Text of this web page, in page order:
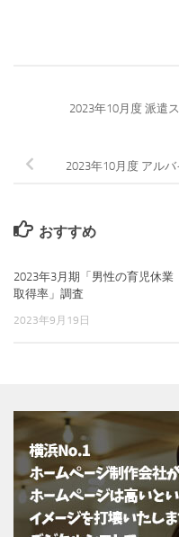
2023年10月度 派遣
2023年10月度 アル
おすすめ
2023年3月期「男性の育児休業
取得率」調査
2023年9月19日